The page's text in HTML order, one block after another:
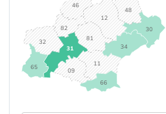
09
11
12
30
31
32
34
46
48
65
66
81
82